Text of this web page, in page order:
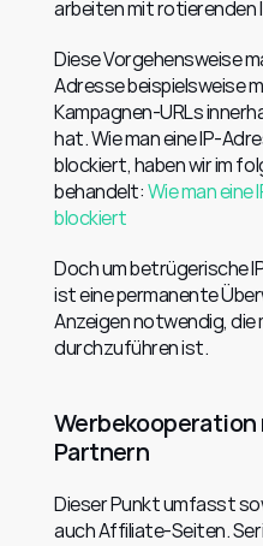
arbeiten mit rotierenden
Diese Vorgehensweise
Adresse beispielsweise
Kampagnen-URLs
hat. Wie man eine IP-
blockiert, haben wir im
behandelt: Wie man eine
blockiert
Doch um betrügerische
ist eine permanente
Anzeigen notwendig, die
durchzuführen ist.
Partnern
Dieser Punkt umfasst
auch Affiliate-Seiten.